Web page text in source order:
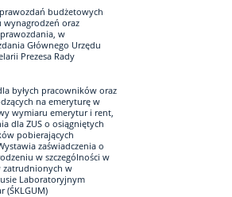
budżetowych
wynagrodzeń oraz
w
Głównego Urzędu
Prezesa Rady
byłych pracowników oraz
na emeryturę w
wymiaru emerytur i rent,
dla ZUS o osiągniętych
pobierających
zaświadczenia o
w szczególności w
zatrudnionych w
Laboratoryjnym
(ŚKLGUM)